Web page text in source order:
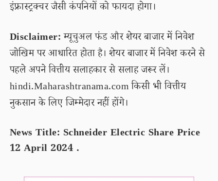
इंफ्रास्ट्रक्चर जैसी कंपनियों को फायदा होगा।
Disclaimer:म्यूचुअल फंड और शेयर बाजार में निवेश
जोखिम पर आधारित होता है। शेयर बाजार में निवेश करने से
पहले अपने वित्तीय सलाहकार से सलाह जरूर लें।
hindi.Maharashtranama.com किसी भी वित्तीय
नुकसान के लिए जिम्मेदार नहीं होंगे।
News Title: Schneider Electric Share Price
12 April 2024 .